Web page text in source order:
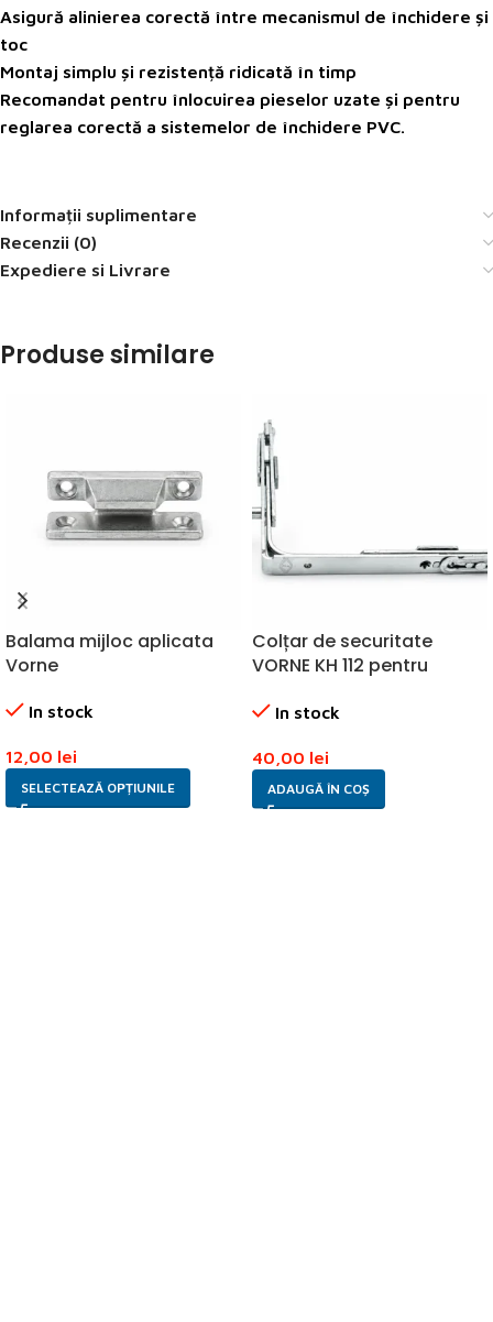
Asigură alinierea corectă între mecanismul de închidere și
toc
Montaj simplu și rezistență ridicată în timp
Recomandat pentru înlocuirea pieselor uzate și pentru
reglarea corectă a sistemelor de închidere PVC.
Informații suplimentare
Recenzii (0)
Expediere si Livrare
Produse similare
Balama mijloc aplicata
Vorne
In stock
12,00 lei
SELECTEAZĂ OPȚIUNILE
Colțar de securitate
VORNE KH 112 pentru
In stock
40,00 lei
ADAUGĂ ÎN COȘ